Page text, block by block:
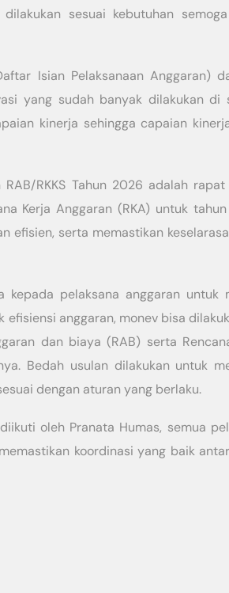
sesuai kebutuhan
Isian Pelaksanaan Anggaran)
yang sudah banyak dilakukan di
kinerja sehingga capaian
RKKS Tahun 2026 adalah
Kerja Anggaran (RKA) untuk
efisien, serta memastikan
kepada pelaksana anggaran untuk
anggaran, monev bisa
dan biaya (RAB) serta
Bedah usulan dilakukan untuk
dengan aturan yang berlaku.
oleh Pranata Humas, semua
koordinasi yang baik